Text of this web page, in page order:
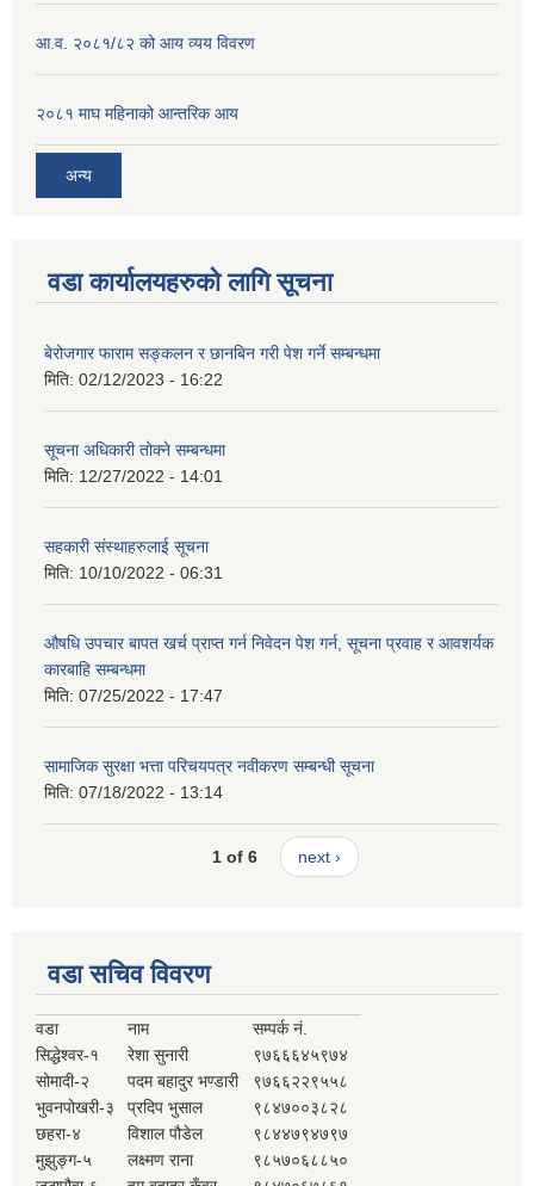
आ.व. २०८१/८२ को आय व्यय विवरण
२०८१ माघ महिनाको आन्तरिक आय
अन्य
वडा कार्यालयहरुको लागि सूचना
बेरोजगार फाराम सङ्कलन र छानबिन गरी पेश गर्ने सम्बन्धमा
मिति: 02/12/2023 - 16:22
सूचना अधिकारी तोक्ने सम्बन्धमा
मिति: 12/27/2022 - 14:01
सहकारी संस्थाहरुलाई सूचना
मिति: 10/10/2022 - 06:31
औषधि उपचार बापत खर्च प्राप्त गर्न निवेदन पेश गर्न, सूचना प्रवाह र आवशर्यक
कारबाहि सम्बन्धमा
मिति: 07/25/2022 - 17:47
सामाजिक सुरक्षा भत्ता परिचयपत्र नवीकरण सम्बन्धी सूचना
मिति: 07/18/2022 - 13:14
1 of 6 next ›
वडा सचिव विवरण
वडा नाम
सम्पर्क नं.
सिद्धेश्वर-१
रेशा सुनारी
९७६६६४५९७४
सोमादी-२
पदम बहादुर भण्डारी
९७६६२२९५५८
भुवनपोखरी-३
प्रदिप भुसाल
९८४७००३८२८
छहरा-४
विशाल पौडेल
९८४४७९४७९७
मुझुङ्ग-५
लक्ष्मण राना
९८५७०६८८५०